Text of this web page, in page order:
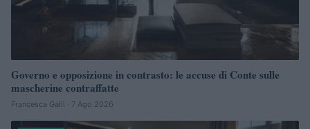
Governo e opposizione in contrasto: le accuse di Conte sulle
mascherine contraffatte
Francesca Galli · 7 Ago 2026